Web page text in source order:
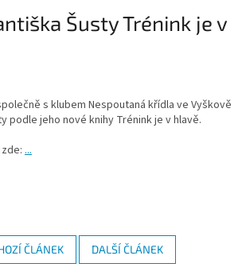
Šusty Trénink je v
s klubem Nespoutaná křídla ve Vyškově
podle jeho nové knihy Trénink je v hlavě.
...
ČLÁNEK DALŠÍ ČLÁNEK